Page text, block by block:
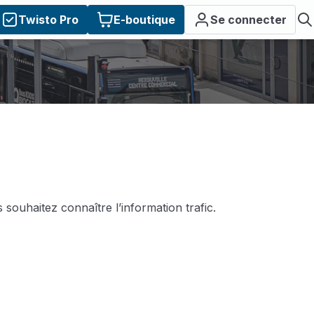
Twisto Pro E-boutique Se connecter
connaître l’information trafic.